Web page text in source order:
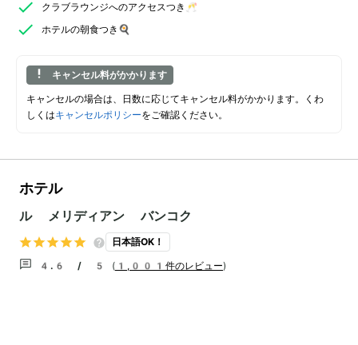
クラブラウンジへのアクセスつき🥂
ホテルの朝食つき🍳
キャンセル料がかかります
キャンセルの場合は、日数に応じてキャンセル料がかかります。くわ
しくはキャンセルポリシーをご確認ください。
ホテル
ル メリディアン バンコク
日本語OK！
4.6 / 5 ( 1,001件のレビュー)